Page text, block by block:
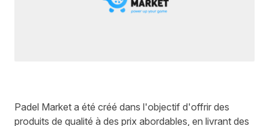
Padel Market a été créé dans l'objectif d'offrir des
produits de qualité à des prix abordables, en livrant des